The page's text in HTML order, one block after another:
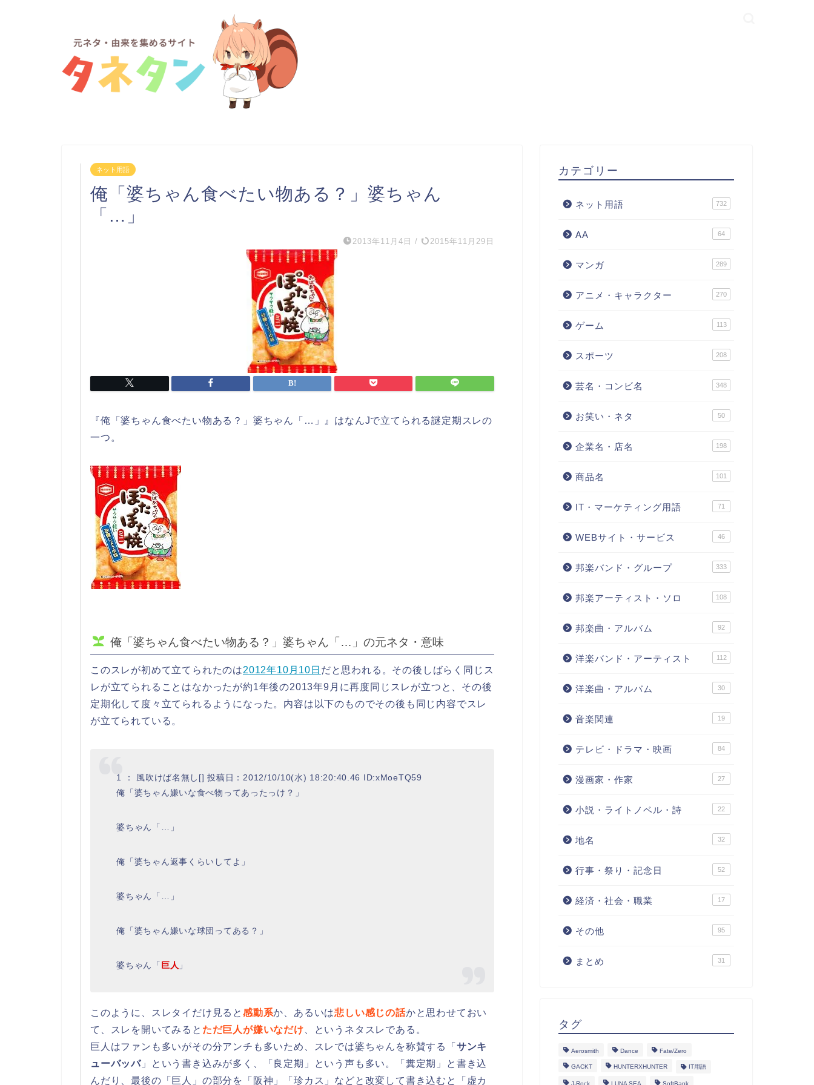
ネット用語
俺「婆ちゃん食べたい物ある？」婆ちゃん
「…」
2013年11月4日 / 2015年11月29日
『俺「婆ちゃん食べたい物ある？」婆ちゃん「…」』はなんJで立てられる謎定期スレの
一つ。
俺「婆ちゃん食べたい物ある？」婆ちゃん「…」の元ネタ・意味
このスレが初めて立てられたのは2012年10月10日 だと思われる。その後しばらく同じス
レが立てられることはなかったが約1年後の2013年9月に再度同じスレが立つと、その後
定期化して度々立てられるようになった。内容は以下のものでその後も同じ内容でスレ
が立てられている。
1 ： 風吹けば名無し[] 投稿日：2012/10/10(水) 18:20:40.46 ID:xMoeTQ59
俺「婆ちゃん嫌いな食べ物ってあったっけ？」
婆ちゃん「…」
俺「婆ちゃん返事くらいしてよ」
婆ちゃん「…」
俺「婆ちゃん嫌いな球団ってある？」
婆ちゃん「 巨人 」
このように、スレタイだけ見ると 感動系か、あるいは悲しい感じの話かと思わせておい
て、スレを開いてみると ただ巨人が嫌いなだけ 、というネタスレである。
巨人はファンも多いがその分アンチも多いため、スレでは婆ちゃんを称賛する「 サンキ
ューバッバ 」という書き込みが多く、「良定期」という声も多い。「糞定期」と書き込
んだり、最後の「巨人」の部分を「阪神」「珍カス」などと改変して書き込むと「虚カ
カテゴリー
ネット用語 732
AA 64
マンガ 289
アニメ・キャラクター 270
ゲーム 113
スポーツ 208
芸名・コンビ名 348
お笑い・ネタ 50
企業名・店名 198
商品名 101
IT・マーケティング用語 71
WEBサイト・サービス 46
邦楽バンド・グループ 333
邦楽アーティスト・ソロ 108
邦楽曲・アルバム 92
洋楽バンド・アーティスト 112
洋楽曲・アルバム 30
音楽関連 19
テレビ・ドラマ・映画 84
漫画家・作家 27
小説・ライトノベル・詩 22
地名 32
行事・祭り・記念日 52
経済・社会・職業 17
その他 95
まとめ 31
タグ
Aerosmith Dance Fate/Zero
GACKT HUNTERXHUNTER IT用語
J-Rock LUNA SEA SoftBank